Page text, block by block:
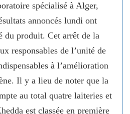
spécialisé à Alger,
annoncés lundi ont
du produit. Cet arrêt de la
responsables de l’unité de
à l’amélioration
Il y a lieu de noter que la
au total quatre laiteries et
est classée en première